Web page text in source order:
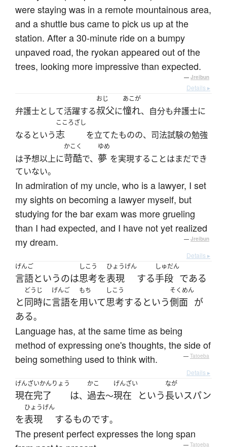
were staying was in a remote mountainous area,
and a shuttle bus came to pick us up at the
station. After a 30-minute ride on a bumpy
unpaved road, the ryokan appeared out of the
trees, looking more impressive than expected.
— Jreibun
Details ▸
弁護士として活躍する
おじ
叔父に
あこが
憧れ、自分も弁護士に
なるという
こころざし
志 を立てたものの、司法試験の勉強
は予想以上に
かこく
苛酷で、
ゆめ
夢 を実現することはまだでき
ていない。
In admiration of my uncle, who is a lawyer, I set
my sights on becoming a lawyer myself, but
studying for the bar exam was more grueling
than I had expected, and I have not yet realized
my dream.
— Jreibun
Details ▸
げんご
言語というのは
しこう
思考を
ひょうげん
表現 する
しゅだん
手段 である
と
どうじ
同時に
げんご
言語を
もち
用いて
しこう
思考する という
そくめん
側面 が
ある。
Language has, at the same time as being
method of expressing one's thoughts, the side of
being something used to think with.
— Tatoeba
Details ▸
げんざいかんりょう
現在完了 は、
かこ
過去～
げんざい
現在 という
なが
長いスパン
を
ひょうげん
表現 するものです。
The present perfect expresses the long span
— Tatoeba